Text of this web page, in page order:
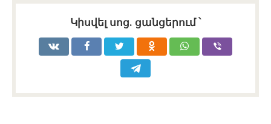
Կիսվել սոց․ ցանցերում ՝